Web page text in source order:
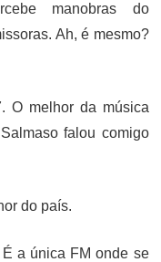
manobras do
Ah, é mesmo?
O melhor da música
falou comigo
do país.
a única FM onde se